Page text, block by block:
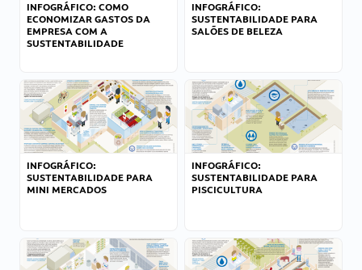
INFOGRÁFICO: COMO
ECONOMIZAR GASTOS DA
EMPRESA COM A
SUSTENTABILIDADE
INFOGRÁFICO:
SUSTENTABILIDADE PARA
SALÕES DE BELEZA
INFOGRÁFICO:
SUSTENTABILIDADE PARA
MINI MERCADOS
INFOGRÁFICO:
SUSTENTABILIDADE PARA
PISCICULTURA